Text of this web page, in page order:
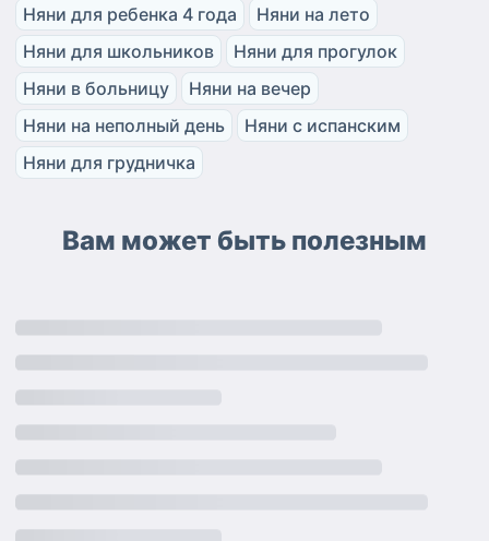
Няни для ребенка 4 года
Няни на лето
Няни для школьников
Няни для прогулок
Няни в больницу
Няни на вечер
Няни на неполный день
Няни с испанским
Няни для грудничка
Вам может быть полезным